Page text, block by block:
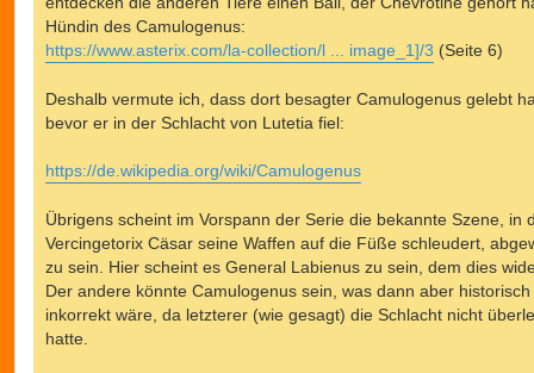
Hündin des Camulogenus:
https://www.asterix.com/la-collection/l ... image_1]/3 (Seite 6)
Deshalb vermute ich, dass dort besagter Camulogenus gelebt
bevor er in der Schlacht von Lutetia fiel:
https://de.wikipedia.org/wiki/Camulogenus
Übrigens scheint im Vorspann der Serie die bekannte Szene, in
Vercingetorix Cäsar seine Waffen auf die Füße schleudert,
zu sein. Hier scheint es General Labienus zu sein, dem dies
Der andere könnte Camulogenus sein, was dann aber historisch
inkorrekt wäre, da letzterer (wie gesagt) die Schlacht nicht
hatte.